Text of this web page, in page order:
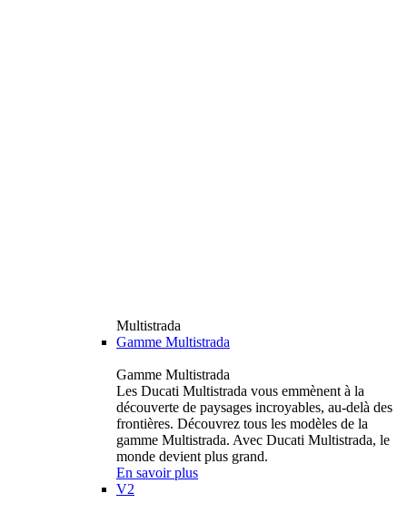
Multistrada
Gamme Multistrada
Gamme Multistrada
Les Ducati Multistrada vous emmènent à la
découverte de paysages incroyables, au-delà des
frontières. Découvrez tous les modèles de la
gamme Multistrada. Avec Ducati Multistrada, le
monde devient plus grand.
En savoir plus
V2